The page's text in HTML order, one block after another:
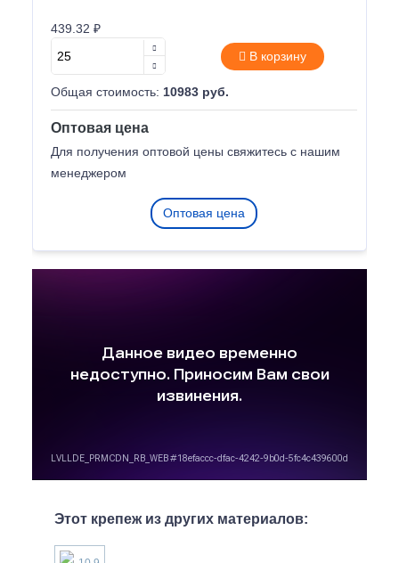
439.32 ₽
В корзину
Общая стоимость: 10983 руб.
Оптовая цена
Для получения оптовой цены свяжитесь с нашим
менеджером
Оптовая цена
Этот крепеж из других материалов: